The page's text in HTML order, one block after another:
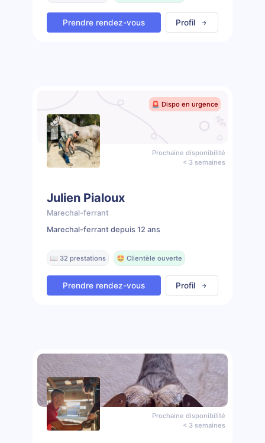
Prendre rendez-vous Profil
🚨 Dispo en urgence
Prochaine disponibilité
< 3 semaines
Julien Pialoux
Marechal-ferrant
Marechal-ferrant depuis 12 ans
📖 32 prestations 🤩 Clientèle ouverte
Prendre rendez-vous Profil
Prochaine disponibilité
< 3 semaines